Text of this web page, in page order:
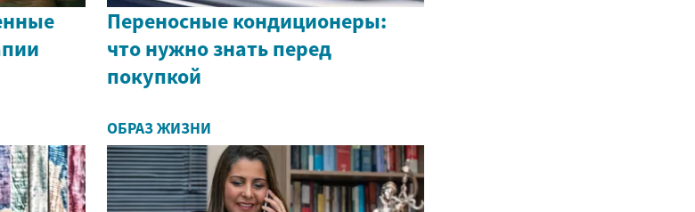
Переносные кондиционеры:
что нужно знать перед
покупкой
ОБРАЗ ЖИЗНИ